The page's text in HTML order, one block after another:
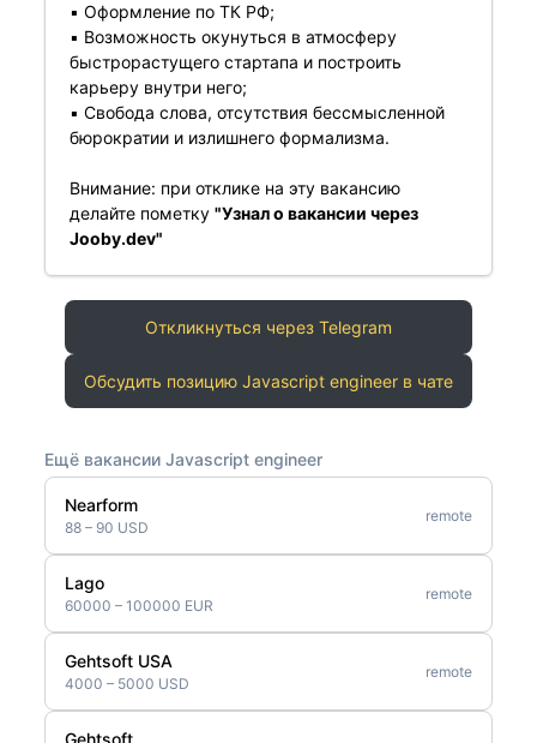
▪️ Оформление по ТК РФ;
▪️ Возможность окунуться в атмосферу
быстрорастущего стартапа и построить
карьеру внутри него;
▪️ Свобода слова, отсутствия бессмысленной
бюрократии и излишнего формализма.
Внимание: при отклике на эту вакансию
делайте пометку "Узнал о вакансии через
Jooby.dev"
Откликнуться через Telegram
Обсудить позицию Javascript engineer в чате
Ещё вакансии Javascript engineer
Nearform
88 – 90 USD
remote
Lago
60000 – 100000 EUR
remote
Gehtsoft USA
4000 – 5000 USD
remote
Gehtsoft